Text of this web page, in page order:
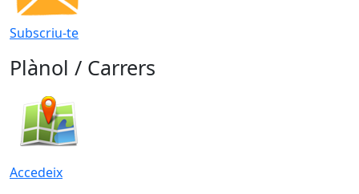
Subscriu-te
Plànol / Carrers
Accedeix